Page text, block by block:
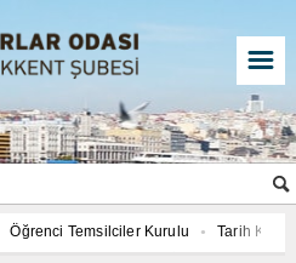
☰
Öğrenci Temsilciler Kurulu
Tarih